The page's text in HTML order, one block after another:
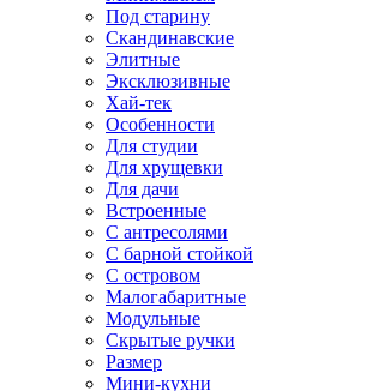
Под старину
Скандинавские
Элитные
Эксклюзивные
Хай-тек
Особенности
Для студии
Для хрущевки
Для дачи
Встроенные
С антресолями
С барной стойкой
С островом
Малогабаритные
Модульные
Скрытые ручки
Размер
Мини-кухни